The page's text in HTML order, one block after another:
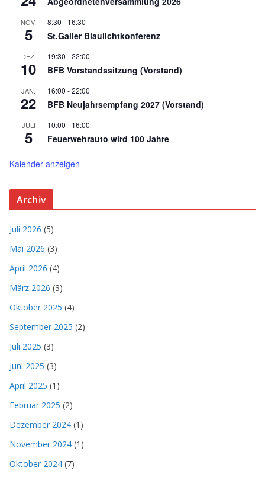
NOV.
5
8:30 - 16:30
St.Galler Blaulichtkonferenz
DEZ.
10
19:30 -22:00
BFB Vorstandssitzung (Vorstand)
JAN.
22
16:00 -22:00
BFB Neujahrsempfang 2027 (Vorstand)
JULI
5
10:00 - 16:00
Feuerwehrauto wird 100 Jahre
Kalender anzeigen
Archiv
Juli 2026 (5)
Mai 2026 (3)
April 2026 (4)
März 2026 (3)
Oktober 2025 (4)
September 2025 (2)
Juli 2025 (3)
Juni 2025 (3)
April 2025 (1)
Februar 2025 (2)
Dezember 2024 (1)
November 2024 (1)
Oktober 2024 (7)